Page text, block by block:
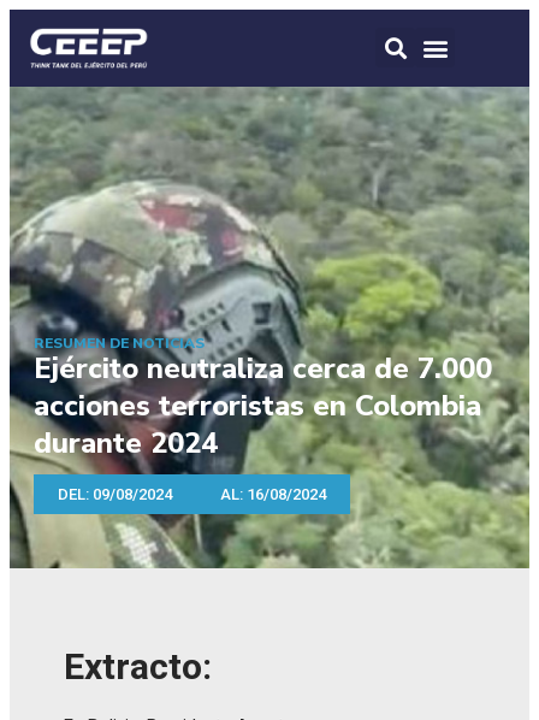
RESUMEN DE NOTICIAS
Ejército neutraliza cerca de 7.000
acciones terroristas en Colombia
durante 2024
DEL: 09/08/2024 AL: 16/08/2024
Extracto: